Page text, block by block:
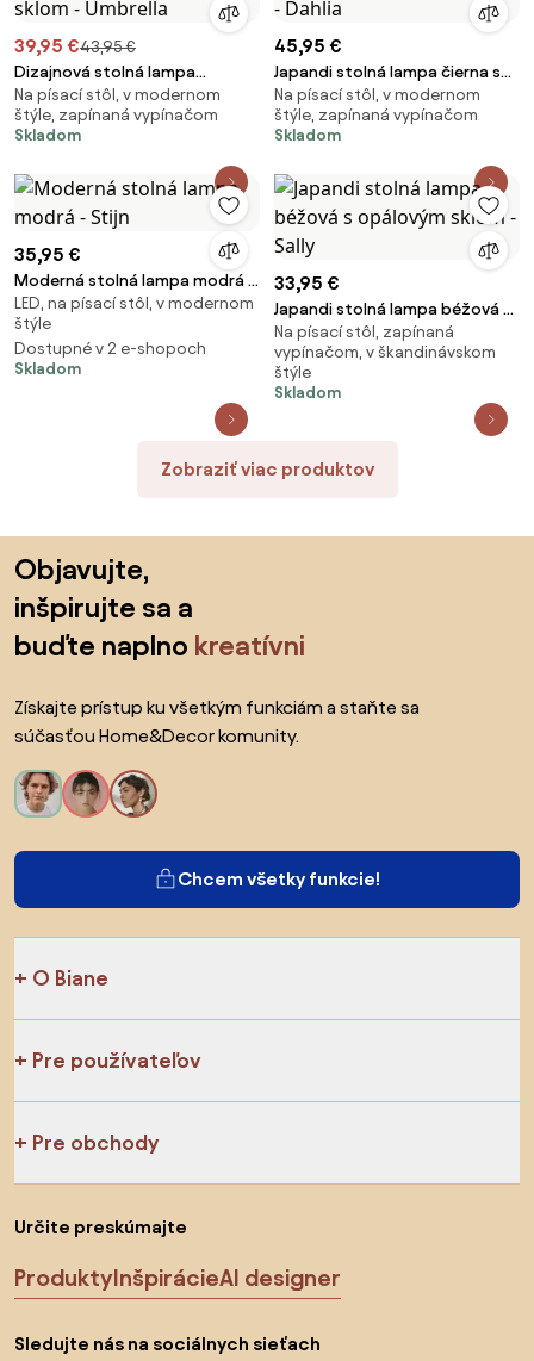
39,95 €43,95 €
Dizajnová stolná lampa
bronzová s matným sivým
sklom - Umbrella
Na písací stôl, v modernom
štýle, zapínaná vypínačom
Skladom
45,95 €
Japandi stolná lampa čierna s
ľanovým tienidlom - Dahlia
Na písací stôl, v modernom
štýle, zapínaná vypínačom
Skladom
35,95 €
Moderná stolná lampa modrá -
Stijn
LED, na písací stôl, v modernom
štýle
Dostupné v 2 e-shopoch
Skladom
33,95 €
Japandi stolná lampa béžová s
opálovým sklom - Sally
Na písací stôl, zapínaná
vypínačom, v škandinávskom
štýle
Skladom
Zobraziť viac produktov
Objavujte,
inšpirujte sa a
buďte naplno kreatívni
Získajte prístup ku všetkým funkciám a staňte sa
súčasťou Home&Decor komunity.
Chcem všetky funkcie!
O Biane
Pre používateľov
Pre obchody
Určite preskúmajte
ProduktyInšpirácieAI designer
Sledujte nás na sociálnych sieťach